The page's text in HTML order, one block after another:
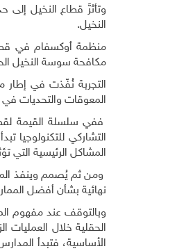
وتأثرَّ قطاع النخيل إلى
النخيل.
منظمة أوكسفام في
مكافحة سوسة النخيل
التجربة نُفّذت في إطار
المعوقات والتحديات
ففي سلسلة القيمة
التشاركي للتكنولوجيا
المشاكل الرئيسية التي
ومن ثم يُصمم وينفذ
نهائية بشأن أفضل
وبالتوقف عند مفهوم
الحقلية خلال العمليات
الأساسية، فتبدأ